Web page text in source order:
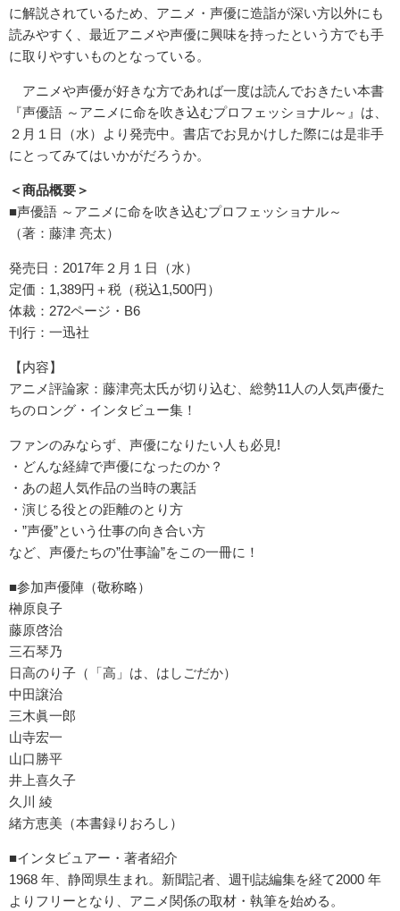
に解説されているため、アニメ・声優に造詣が深い方以外にも
読みやすく、最近アニメや声優に興味を持ったという方でも手
に取りやすいものとなっている。
アニメや声優が好きな方であれば一度は読んでおきたい本書
『声優語 ～アニメに命を吹き込むプロフェッショナル～』は、
２月１日（水）より発売中。書店でお見かけした際には是非手
にとってみてはいかがだろうか。
＜商品概要＞
■声優語 ～アニメに命を吹き込むプロフェッショナル～
（著：藤津 亮太）
発売日：2017年２月１日（水）
定価：1,389円＋税（税込1,500円）
体裁：272ページ・B6
刊行：一迅社
【内容】
アニメ評論家：藤津亮太氏が切り込む、総勢11人の人気声優た
ちのロング・インタビュー集！
ファンのみならず、声優になりたい人も必見!
・どんな経緯で声優になったのか？
・あの超人気作品の当時の裏話
・演じる役との距離のとり方
・”声優”という仕事の向き合い方
など、声優たちの”仕事論”をこの一冊に！
■参加声優陣（敬称略）
榊原良子
藤原啓治
三石琴乃
日高のり子（「高」は、はしごだか）
中田譲治
三木眞一郎
山寺宏一
山口勝平
井上喜久子
久川 綾
緒方恵美（本書録りおろし）
■インタビュアー・著者紹介
1968 年、静岡県生まれ。新聞記者、週刊誌編集を経て2000 年
よりフリーとなり、アニメ関係の取材・執筆を始める。